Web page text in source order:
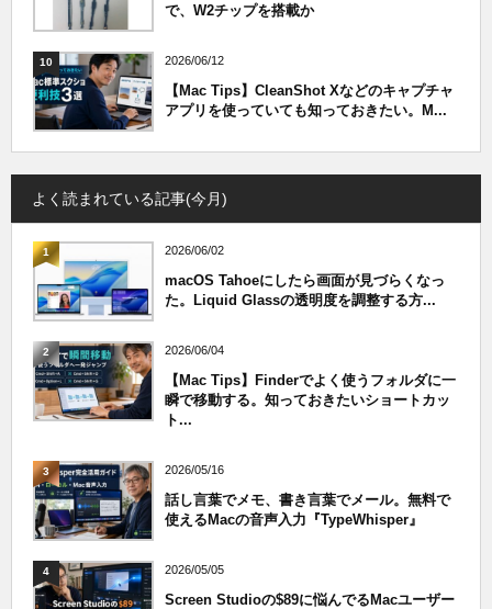
で、W2チップを搭載か
10 2026/06/12
【Mac Tips】CleanShot Xなどのキャプチャ
アプリを使っていても知っておきたい。M...
よく読まれている記事(今月)
1 2026/06/02
macOS Tahoeにしたら画面が見づらくなっ
た。Liquid Glassの透明度を調整する方...
2 2026/06/04
【Mac Tips】Finderでよく使うフォルダに一
瞬で移動する。知っておきたいショートカッ
ト...
3 2026/05/16
話し言葉でメモ、書き言葉でメール。無料で
使えるMacの音声入力『TypeWhisper』
4 2026/05/05
Screen Studioの$89に悩んでるMacユーザー